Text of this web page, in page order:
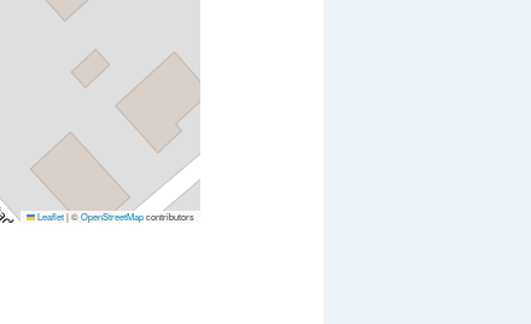
Leaflet|©OpenStreetMapcontributors